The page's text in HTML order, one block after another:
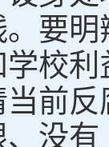
要
校
前
没